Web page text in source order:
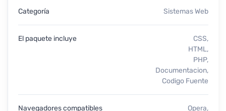
Categoría Sistemas Web
El paquete incluye
CSS,
HTML,
PHP,
Documentacion,
Codigo Fuente
Navegadores compatibles
Opera,